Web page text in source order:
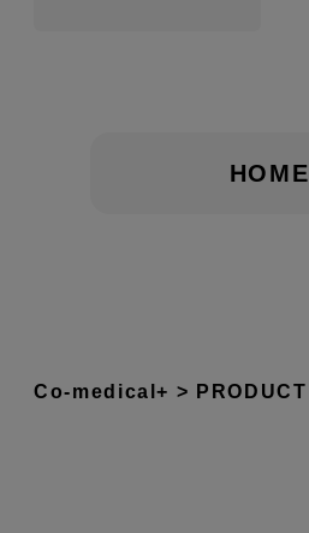
Co-medical+ PRODUCT
HOME